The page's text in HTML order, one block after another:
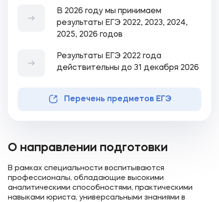
В 2026 году мы принимаем
результаты ЕГЭ 2022, 2023, 2024,
2025, 2026 годов
Результаты ЕГЭ 2022 года
действительны до 31 декабря 2026
Перечень предметов ЕГЭ
О направлении подготовки
В рамках специальности воспитываются
профессионалы, обладающие высокими
аналитическими способностями, практическими
навыками юриста, универсальными знаниями в